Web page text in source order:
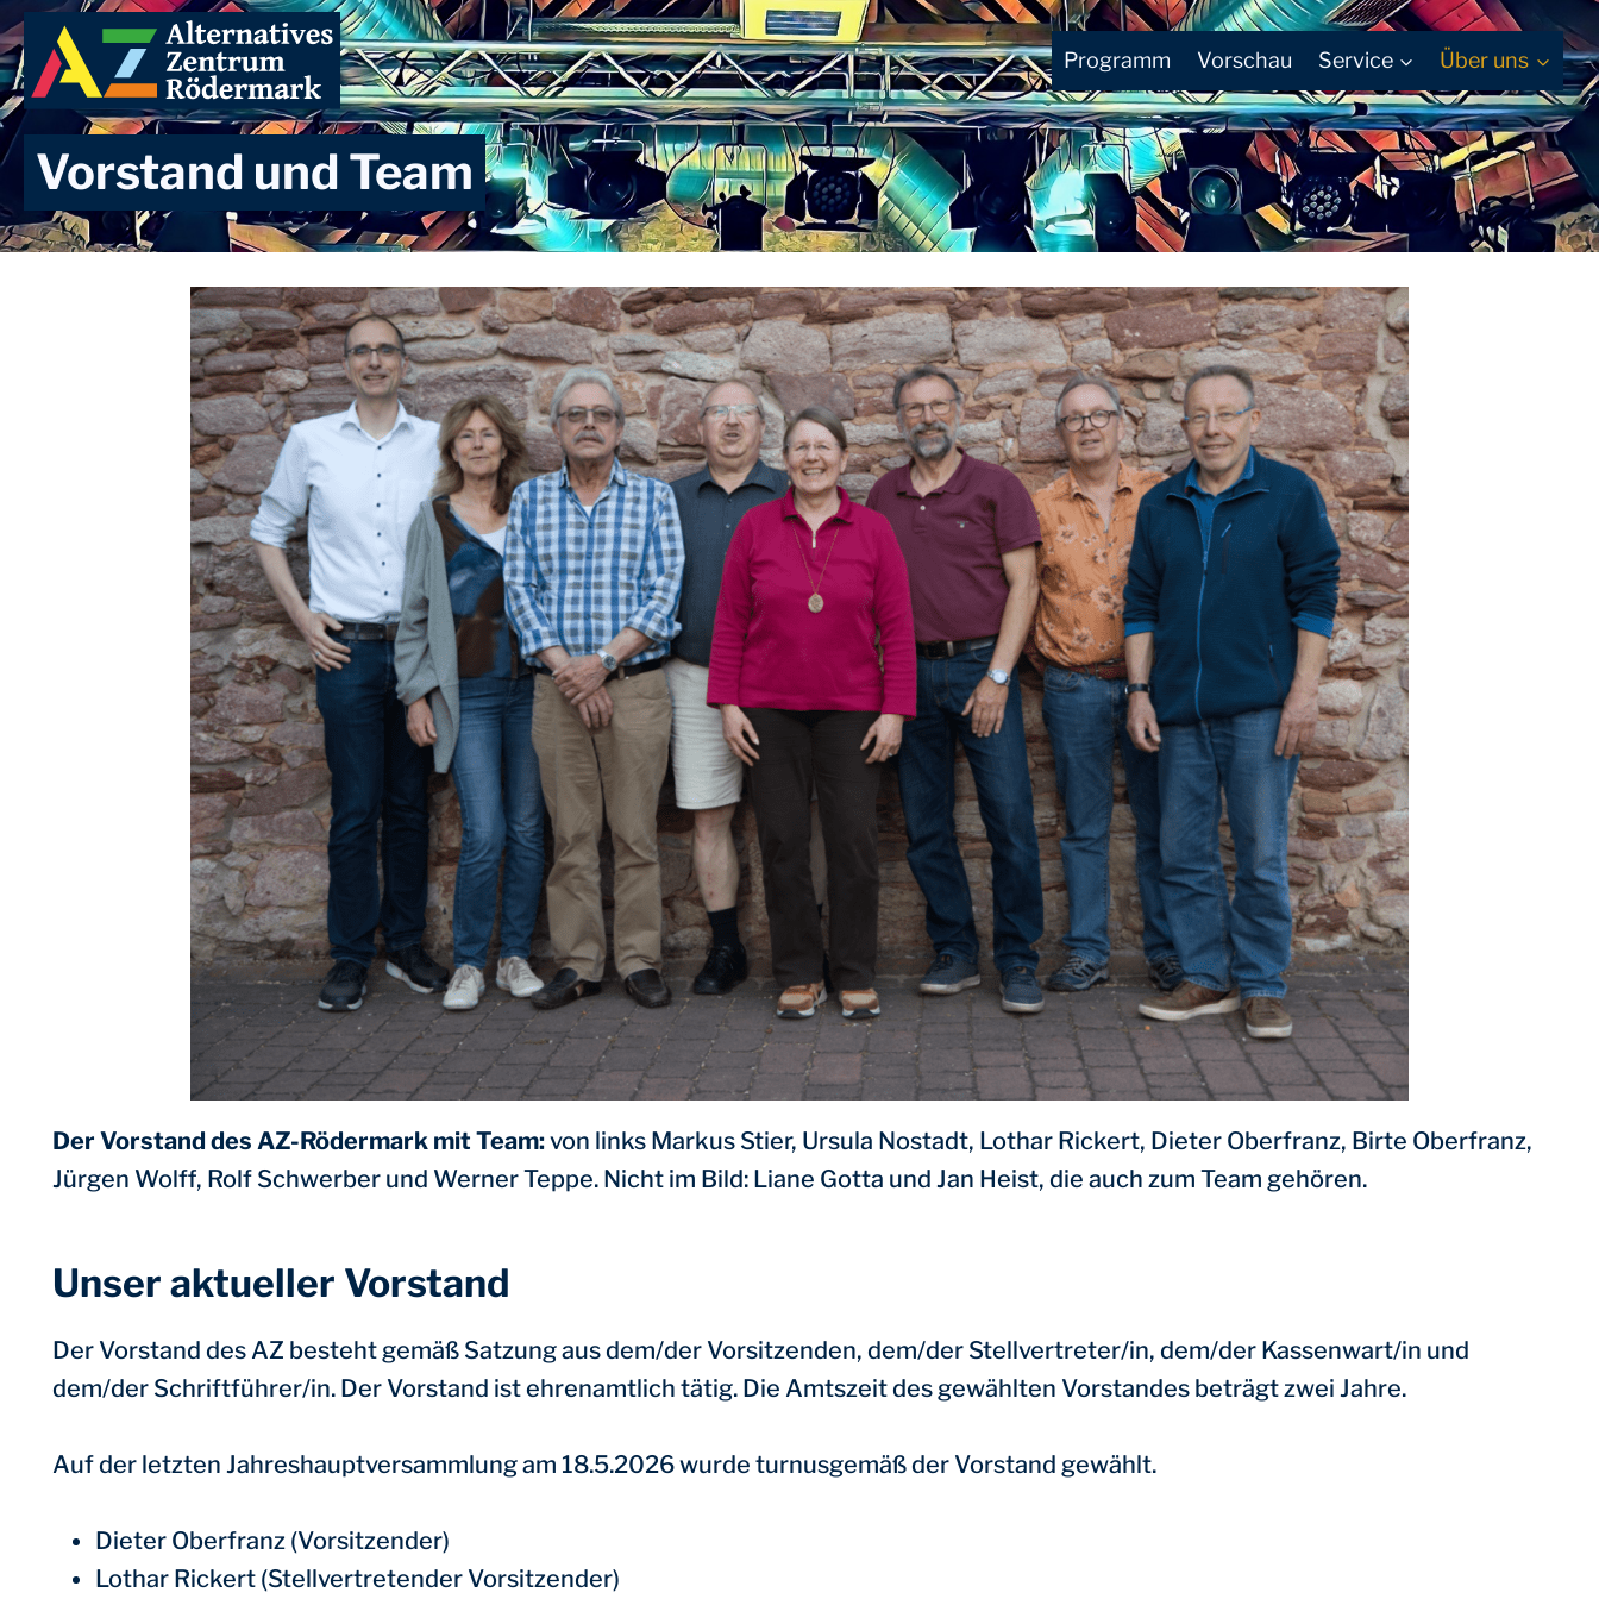
Zum
Inhalt
springen
Programm Vorschau Service Über uns
Vorstand und Team
Der Vorstand des AZ-Rödermark mit Team:von links Markus Stier, Ursula Nostadt, Lothar Rickert, Dieter Oberfranz, Birte Oberfranz,
Jürgen Wolff, Rolf Schwerber und Werner Teppe. Nicht im Bild: Liane Gotta und Jan Heist, die auch zum Team gehören.
Unser aktueller Vorstand
Der Vorstand des AZ besteht gemäß Satzung aus dem/der Vorsitzenden, dem/der Stellvertreter/in, dem/der Kassenwart/in und
dem/der Schriftführer/in. Der Vorstand ist ehrenamtlich tätig. Die Amtszeit des gewählten Vorstandes beträgt zwei Jahre.
Auf der letzten Jahreshauptversammlung am 18.5.2026 wurde turnusgemäß der Vorstand gewählt.
Dieter Oberfranz (Vorsitzender)
Lothar Rickert (Stellvertretender Vorsitzender)